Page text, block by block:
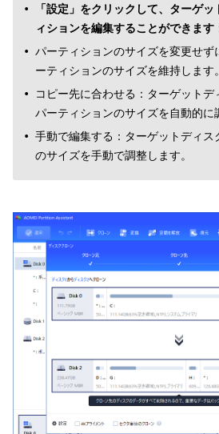
「設定」をクリックして、ターゲ
ィションを編集することができます
パーティションのサイズを変更せ
ーティションのサイズを維持します。
コピー先に合わせる：ターゲット
パーティションのサイズを自動的に
手動で編集する：ターゲットディス
のサイズを手動で調整します。